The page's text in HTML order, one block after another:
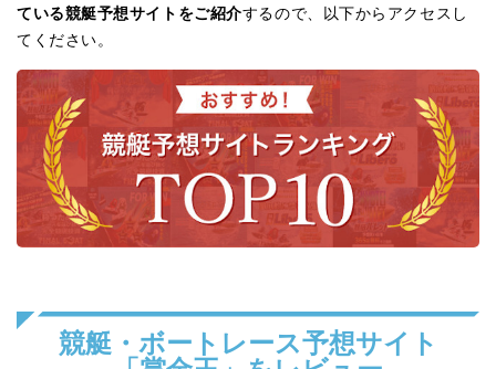
ている競艇予想サイトをご紹介するので、以下からアクセスし
てください。
競艇・ボートレース予想サイト